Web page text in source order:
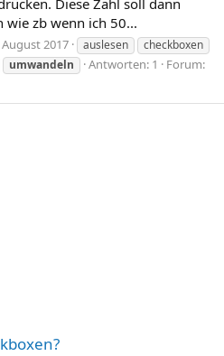
Diese Zahl soll dann
wie zb wenn ich 50...
August 2017 auslesen
checkboxen
umwandeln Antworten: 1
Forum: